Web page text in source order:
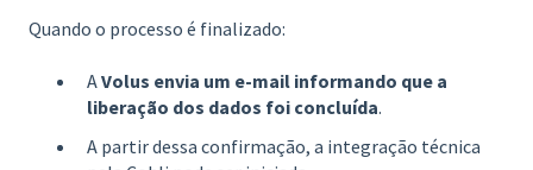
Quando o processo é finalizado:
AVolus envia um e-mail informando que a
liberação dos dados foi concluída.
A partir dessa confirmação, a integração técnica